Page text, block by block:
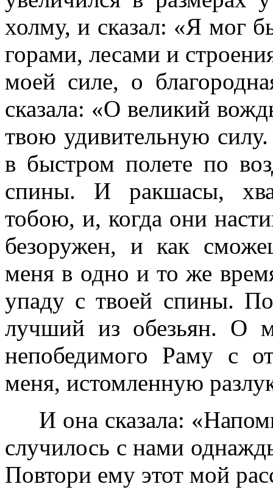
холму, и сказал: «Я мог
горами, лесами и
моей силе, о
сказала: «О великий
твою удивительную
в быстром полете по
спины. И ракшасы,
тобою, и, когда они
безоружен, и как
меня в одно и то же
упаду с твоей спины.
лучший из обезьян. О
непобедимого Раму с
меня, истомленную
И она сказала:
случилось с нами
Повтори ему этот мой